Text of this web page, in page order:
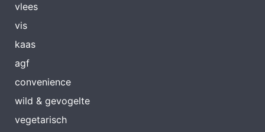
vlees
vis
kaas
agf
convenience
wild & gevogelte
vegetarisch